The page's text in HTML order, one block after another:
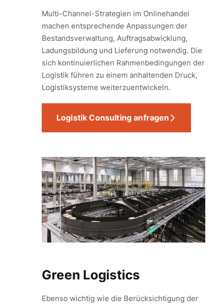
Multi-Channel-Strategien im Onlinehandel
machen entsprechende Anpassungen der
Bestandsverwaltung, Auftragsabwicklung,
Ladungsbildung und Lieferung notwendig. Die
sich kontinuierlichen Rahmenbedingungen der
Logistik führen zu einem anhaltenden Druck,
Logistiksysteme weiterzuentwickeln.
Logistik Consulting anfragen
Green Logistics
Ebenso wichtig wie die Berücksichtigung der